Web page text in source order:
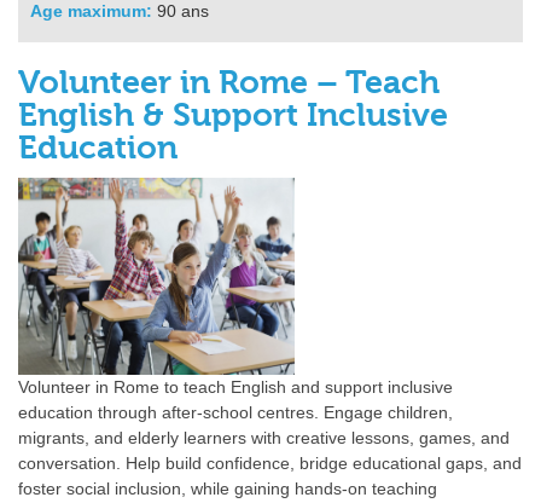
Age maximum: 90 ans
Volunteer in Rome – Teach
English & Support Inclusive
Education
Volunteer in Rome to teach English and support inclusive
education through after‑school centres. Engage children,
migrants, and elderly learners with creative lessons, games, and
conversation. Help build confidence, bridge educational gaps, and
foster social inclusion, while gaining hands‑on teaching